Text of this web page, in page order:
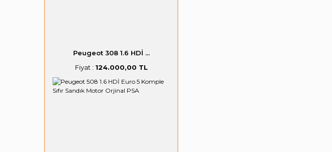
Peugeot 308 1.6 HDİ ...
Fiyat : 124.000,00 TL